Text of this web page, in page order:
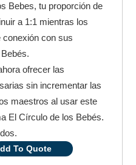
Bebes, tu proporción de
a 1:1 mientras los
conexión con sus
ofrecer las
sin incrementar las
maestros al usar este
El Círculo de los Bebés.
To Quote